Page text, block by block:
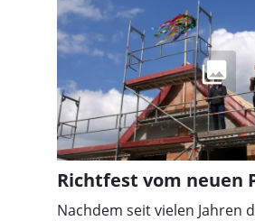
Richtfest vom neuen
Nachdem seit vielen Jahren